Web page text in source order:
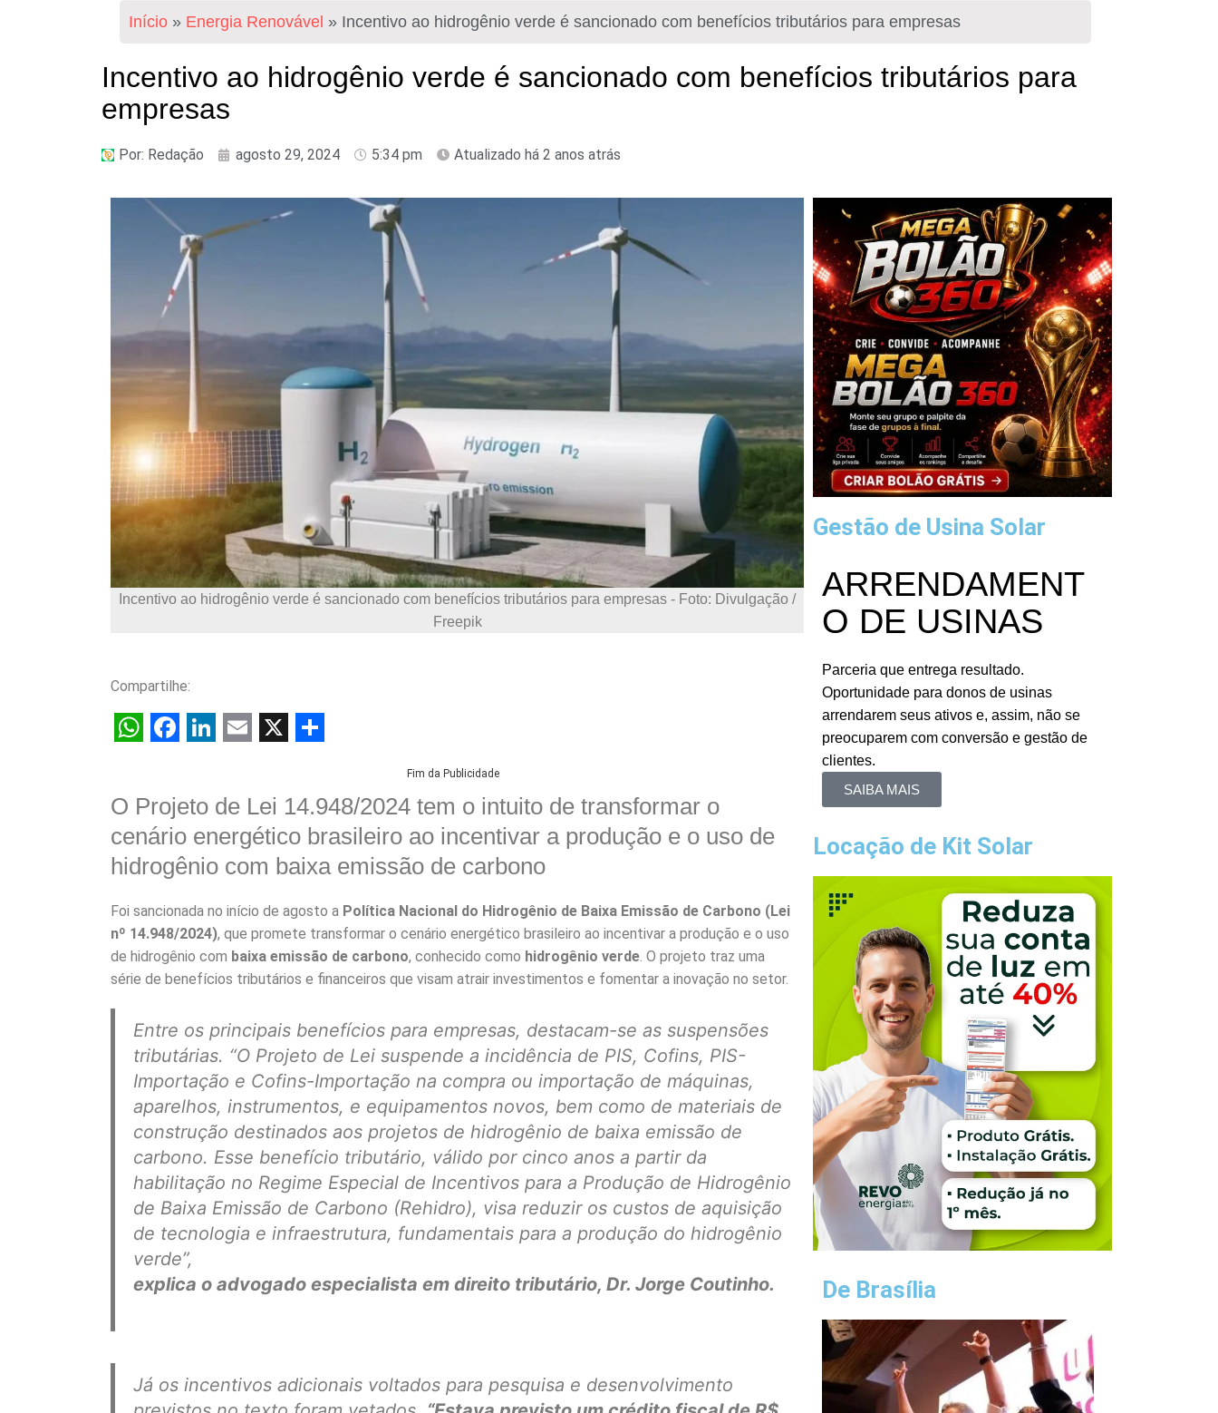
Tecnologia
Empresas
Investimentos
Token
Mercado LivreAutoprodução
Solar
Sustentabilidade
Mobilidade Elétrica
Emprego
Formação
Assinatura Solar
Mercado Livre
Usina de Locação
Início » Energia Renovável » Incentivo ao hidrogênio verde é sancionado com benefícios tributários para empresas
Incentivo ao hidrogênio verde é sancionado com benefícios tributários para
empresas
Por: Redação agosto 29, 2024 5:34 pm Atualizado há 2 anos atrás
Incentivo ao hidrogênio verde é sancionado com benefícios tributários para empresas - Foto: Divulgação /
Freepik
Compartilhe:
a
t
s
A
p
p
c
e
b
o
o
k
n
k
e
d
I
n
a
i
l
a
r
e
Fim da Publicidade
O Projeto de Lei 14.948/2024 tem o intuito de transformar o
cenário energético brasileiro ao incentivar a produção e o uso de
hidrogênio com baixa emissão de carbono
Foi sancionada no início de agosto a Política Nacional do Hidrogênio de Baixa Emissão de Carbono (Lei
nº 14.948/2024), que promete transformar o cenário energético brasileiro ao incentivar a produção e o uso
de hidrogênio com baixa emissão de carbono, conhecido como hidrogênio verde. O projeto traz uma
série de benefícios tributários e financeiros que visam atrair investimentos e fomentar a inovação no setor.
Entre os principais benefícios para empresas, destacam-se as suspensões
tributárias. “O Projeto de Lei suspende a incidência de PIS, Cofins, PIS-
Importação e Cofins-Importação na compra ou importação de máquinas,
aparelhos, instrumentos, e equipamentos novos, bem como de materiais de
construção destinados aos projetos de hidrogênio de baixa emissão de
carbono. Esse benefício tributário, válido por cinco anos a partir da
habilitação no Regime Especial de Incentivos para a Produção de Hidrogênio
de Baixa Emissão de Carbono (Rehidro), visa reduzir os custos de aquisição
de tecnologia e infraestrutura, fundamentais para a produção do hidrogênio
verde”,
explica o advogado especialista em direito tributário, Dr. Jorge Coutinho.
Já os incentivos adicionais voltados para pesquisa e desenvolvimento
Gestão de Usina Solar
ARRENDAMENT
O DE USINAS
Parceria que entrega resultado.
Oportunidade para donos de usinas
arrendarem seus ativos e, assim, não se
preocuparem com conversão e gestão de
clientes.
SAIBA MAIS
Locação de Kit Solar
De Brasília